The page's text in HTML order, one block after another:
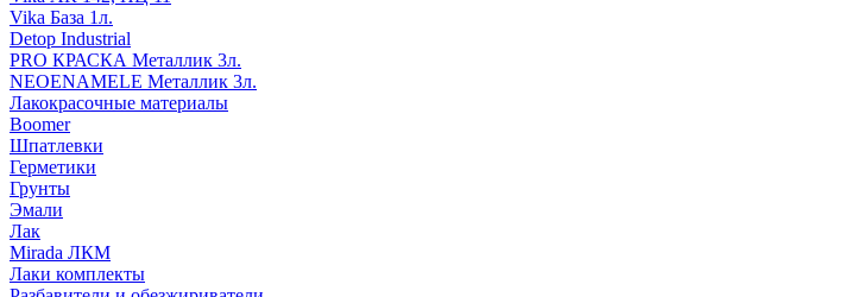
Vika База 1л.
Detop Industrial
PRO КРАСКА Металлик 3л.
NEOENAMELE Металлик 3л.
Лакокрасочные материалы
Boomer
Шпатлевки
Герметики
Грунты
Эмали
Лак
Mirada ЛКМ
Лаки комплекты